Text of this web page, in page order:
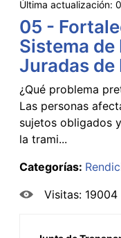
Última actualización:
05 -
Sistema
Juradas de
¿Qué problema
Las personas
sujetos obligados
la trami...
Categorías:
Visitas: 19004